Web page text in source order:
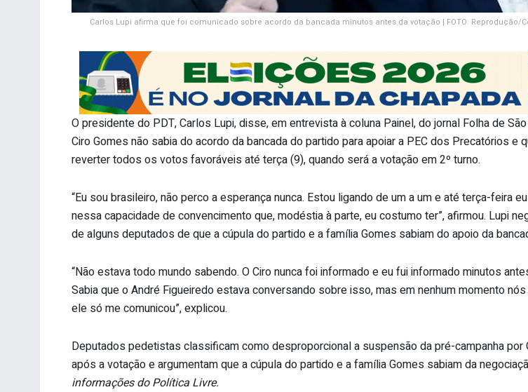
Carlos Lupi afirma que foi comunicado sobre acordo da bancada minutos antes da votação | FOTO: Reprodução/
O presidente do PDT, Carlos Lupi, disse, em entrevista à coluna Painel, do jornal Folha de
Ciro Gomes não sabia do acordo da bancada do partido para apoiar a PEC dos Precatórios e
reverter todos os votos favoráveis até terça (9), quando será a votação em 2º turno.
“Eu sou brasileiro, não perco a esperança nunca. Estou ligando de um a um e até terça-feira
nessa capacidade de convencimento que, modéstia à parte, eu costumo ter”, afirmou. Lupi
de alguns deputados de que a cúpula do partido e a família Gomes sabiam do apoio da
“Não estava todo mundo sabendo. O Ciro nunca foi informado e eu fui informado minutos
Sabia que o André Figueiredo estava conversando sobre isso, mas em nenhum momento
ele só me comunicou”, explicou.
Deputados pedetistas classificam como desproporcional a suspensão da pré-campanha por
após a votação e argumentam que a cúpula do partido e a família Gomes sabiam da
informações do Política Livre.